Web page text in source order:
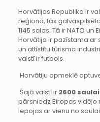
Horvātijas Republika ir
reģionā, tās
1145 salas. Tā ir NATO
Horvātija ir pazīstama
un attīstītu tūrisma
valstī ir futbols.
Horvātiju apmeklē
Šajā valstī ir 2600
pārsniedz Eiropas vidējo
lepojas ar vienu no